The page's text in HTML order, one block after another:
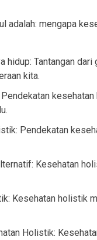
adalah: mengapa
hidup: Tantangan
kita.
Pendekatan
Kesehatan
Kesehatan holistik
Holistik: